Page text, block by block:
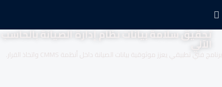
تحقيق سلامة بيانات نظام إدارة الصيانة بالحاسب
الآلي
برنامج فني تطبيقي يعزز موثوقية بيانات الصيانة داخل أنظمة CMMS واتخاذ القرار.